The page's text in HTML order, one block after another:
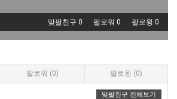
맞팔친구 0
팔로워 0 팔로윙 0
팔로워 (0) 팔로윙 (0)
맞팔친구 전체보기